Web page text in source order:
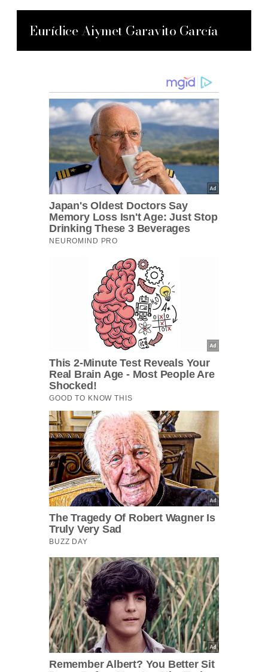
Eurídice Aiymet Garavito García